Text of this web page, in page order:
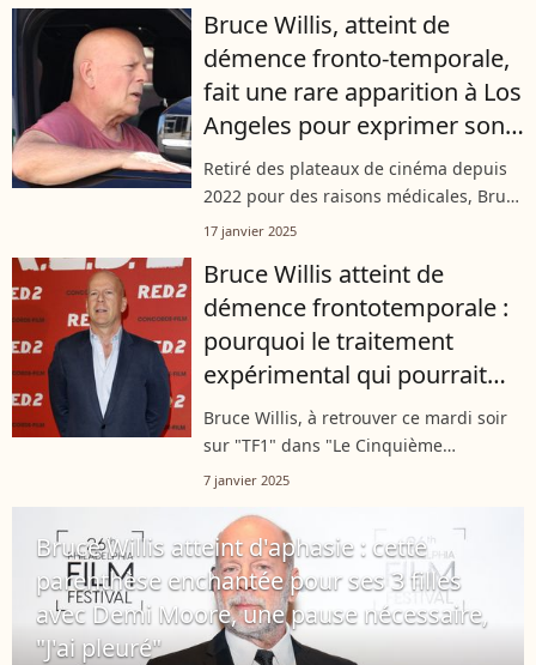
Depuis, le célèbre acteur américain...
Bruce Willis, atteint de
démence fronto-temporale,
fait une rare apparition à Los
Angeles pour exprimer son
soutien
Retiré des plateaux de cinéma depuis
2022 pour des raisons médicales, Bruce
Willis est aujourd'hui extrêmement
le comédien a récemment effectué...
17 janvier 2025
Bruce Willis atteint de
démence frontotemporale :
pourquoi le traitement
expérimental qui pourrait
l'aider ne le guérira jamais
Bruce Willis, à retrouver ce mardi soir
sur "TF1" dans "Le Cinquième
Elément", est atteint d'aphasie et de
traitement pour cette maladie, mais...
7 janvier 2025
Bruce Willis atteint d'aphasie : cette
parenthèse enchantée pour ses 3 filles
avec Demi Moore, une pause nécessaire,
"J'ai pleuré"